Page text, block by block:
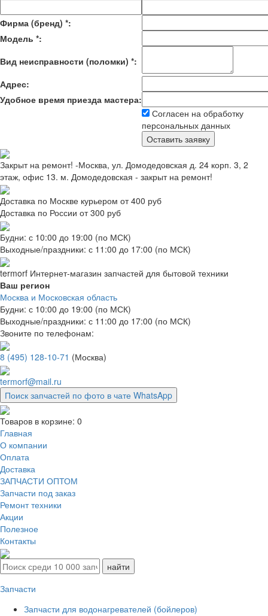
Фирма (бренд) *:
Модель *:
Вид неисправности (поломки) *:
Адрес:
Удобное время приезда мастера:
Согласен на обработку
персональных данных
Закрыт на ремонт! -Москва, ул. Домодедовская д. 24 корп. 3, 2
этаж, офис 13. м. Домодедовская - закрыт на ремонт!
Доставка по Москве курьером от 400 руб
Доставка по России от 300 руб
Будни: с 10:00 до 19:00 (по МСК)
Выходные/праздники: с 11:00 до 17:00 (по МСК)
termorf Интернет-магазин запчастей для бытовой техники
Ваш регион
Москва и Московская область
Будни: с 10:00 до 19:00 (по МСК)
Выходные/праздники: с 11:00 до 17:00 (по МСК)
Звоните по телефонам:
8 (495) 128-10-71 (Москва)
termorf@mail.ru
Поиск запчастей по фото в чате WhatsApp
Товаров в корзине: 0
Главная
О компании
Оплата
Доставка
ЗАПЧАСТИ ОПТОМ
Запчасти под заказ
Ремонт техники
Акции
Полезное
Контакты
Запчасти
Запчасти для водонагревателей (бойлеров)